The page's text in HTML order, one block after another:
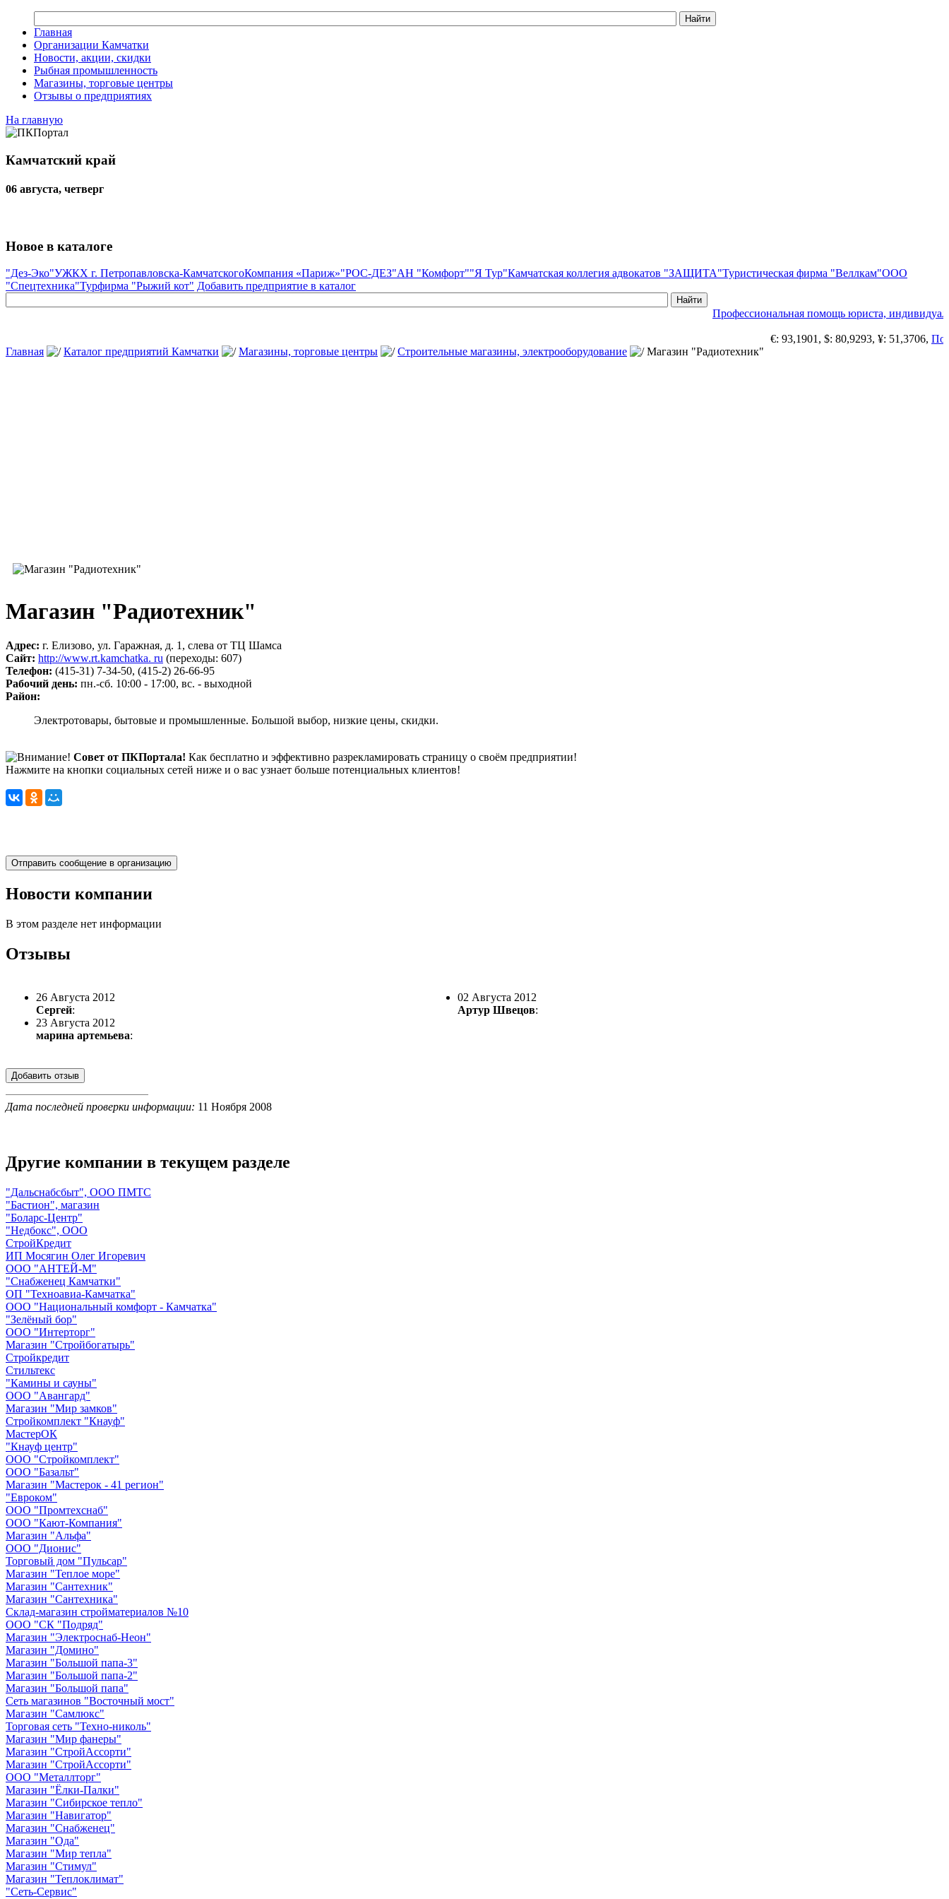
Главная
Организации Камчатки
Новости, акции, скидки
Рыбная промышленность
Магазины, торговые центры
Отзывы о предприятиях
На главную
Камчатский край
06 августа, четверг
Новое в каталоге
"Дез-Эко"УЖКХ г. Петропавловска-КамчатскогоКомпания «Париж»"РОС-ДЕЗ"АН "Комфорт""Я Тур"Камчатская коллегия адвокатов "ЗАЩИТА"Туристическая фирма "Веллкам"ООО
"Спецтехника"Турфирма "Рыжий кот" Добавить предприятие в каталог
Профессиональная помощь юриста,
€: 93,1901, $: 80,9293, ¥: 51,3706,
Главная
Каталог предприятий Камчатки Магазины, торговые центры Строительные магазины, электрооборудование Магазин "Радиотехник"
Магазин "Радиотехник"
Адрес: г. Елизово, ул. Гаражная, д. 1, слева от ТЦ Шамса
Сайт: http://www.rt.kamchatka. ru (переходы: 607)
Телефон: (415-31) 7-34-50, (415-2) 26-66-95
Рабочий день: пн.-сб. 10:00 - 17:00, вс. - выходной
Район:
Электротовары, бытовые и промышленные. Большой выбор, низкие цены, скидки.
Совет от ПКПортала! Как бесплатно и эффективно разрекламировать страницу о своём предприятии!
Нажмите на кнопки социальных сетей ниже и о вас узнает больше потенциальных клиентов!
Новости компании
В этом разделе нет информации
Отзывы
26 Августа 2012
Сергей:
23 Августа 2012
марина артемьева:
02 Августа 2012
Артур Швецов:
Дата последней проверки информации: 11 Ноября 2008
Другие компании в текущем разделе
"Дальснабсбыт", ООО ПМТС
"Бастион", магазин
"Боларс-Центр"
"Недбокс", ООО
СтройКредит
ИП Мосягин Олег Игоревич
ООО "АНТЕЙ-М"
"Снабженец Камчатки"
ОП "Техноавиа-Камчатка"
ООО "Национальный комфорт - Камчатка"
"Зелёный бор"
ООО "Интерторг"
Магазин "Стройбогатырь"
Стройкредит
Стильтекс
"Камины и сауны"
ООО "Авангард"
Магазин "Мир замков"
Стройкомплект "Кнауф"
МастерОК
"Кнауф центр"
ООО "Стройкомплект"
ООО "Базальт"
Магазин "Мастерок - 41 регион"
"Евроком"
ООО "Промтехснаб"
ООО "Кают-Компания"
Магазин "Альфа"
ООО "Дионис"
Торговый дом "Пульсар"
Магазин "Теплое море"
Магазин "Сантехник"
Магазин "Сантехника"
Склад-магазин стройматериалов №10
ООО "СК "Подряд"
Магазин "Электроснаб-Неон"
Магазин "Домино"
Магазин "Большой папа-3"
Магазин "Большой папа-2"
Магазин "Большой папа"
Сеть магазинов "Восточный мост"
Магазин "Самлюкс"
Торговая сеть "Техно-николь"
Магазин "Мир фанеры"
Магазин "СтройАссорти"
Магазин "СтройАссорти"
ООО "Металлторг"
Магазин "Ёлки-Палки"
Магазин "Сибирское тепло"
Магазин "Навигатор"
Магазин "Снабженец"
Магазин "Ода"
Магазин "Мир тепла"
Магазин "Стимул"
Магазин "Теплоклимат"
"Сеть-Сервис"